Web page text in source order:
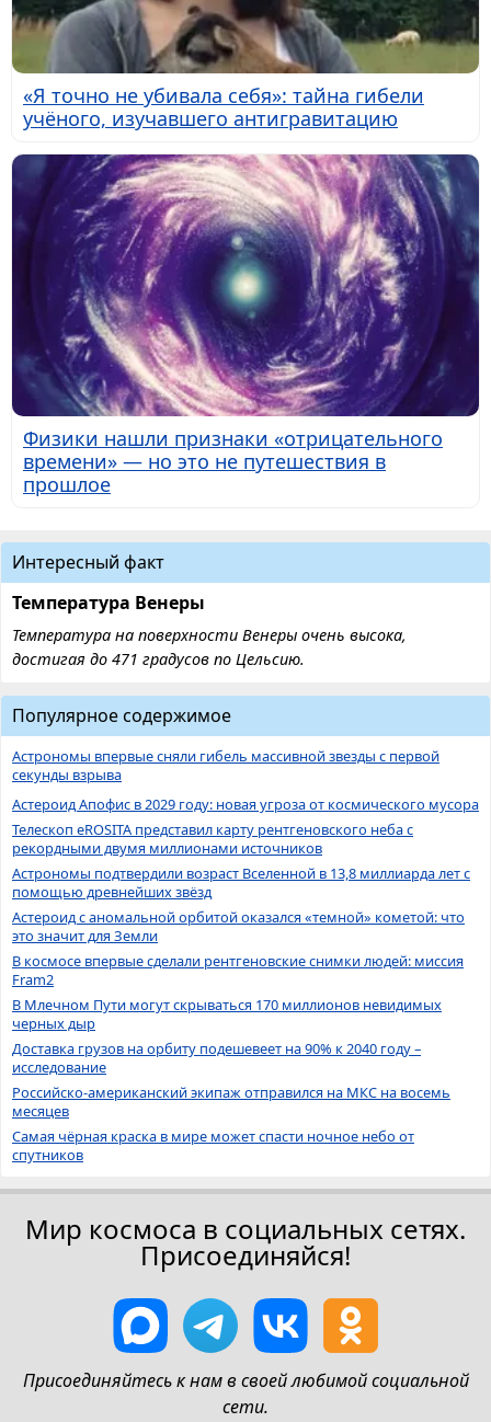
«Я точно не убивала себя»: тайна гибели
учёного, изучавшего антигравитацию
Физики нашли признаки «отрицательного
времени» — но это не путешествия в
прошлое
Интересный факт
Температура Венеры
Температура на поверхности Венеры очень высока,
достигая до 471 градусов по Цельсию.
Популярное содержимое
Астрономы впервые сняли гибель массивной звезды с первой
секунды взрыва
Астероид Апофис в 2029 году: новая угроза от космического мусора
Телескоп eROSITA представил карту рентгеновского неба с
рекордными двумя миллионами источников
Астрономы подтвердили возраст Вселенной в 13,8 миллиарда лет с
помощью древнейших звёзд
Астероид с аномальной орбитой оказался «темной» кометой: что
это значит для Земли
В космосе впервые сделали рентгеновские снимки людей: миссия
Fram2
В Млечном Пути могут скрываться 170 миллионов невидимых
черных дыр
Доставка грузов на орбиту подешевеет на 90% к 2040 году –
исследование
Российско-американский экипаж отправился на МКС на восемь
месяцев
Самая чёрная краска в мире может спасти ночное небо от
спутников
Мир космоса в социальных сетях.
Присоединяйся!
Присоединяйтесь к нам в своей любимой социальной
сети.